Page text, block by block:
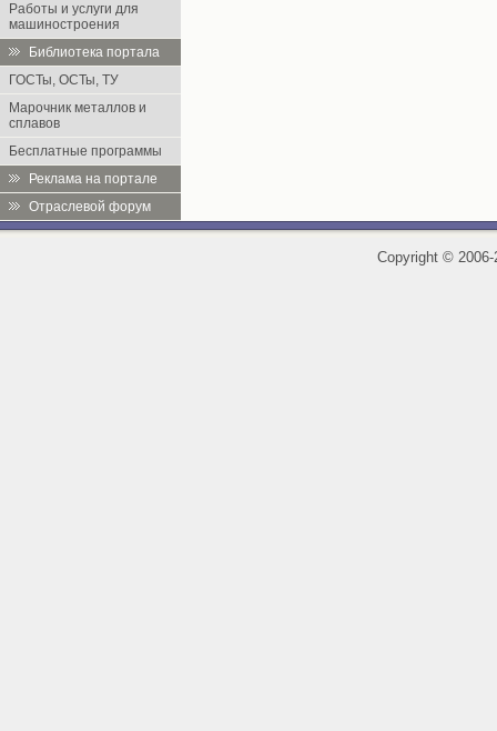
Работы и услуги для
машиностроения
Библиотека портала
ГОСТы, ОСТы, ТУ
Марочник металлов и
сплавов
Бесплатные программы
Реклама на портале
Отраслевой форум
Copyright ©